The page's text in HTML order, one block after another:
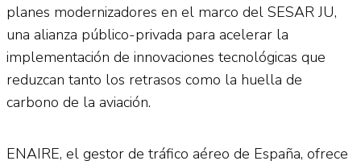
planes modernizadores en el marco del SESAR JU,
una alianza público-privada para acelerar la
implementación de innovaciones tecnológicas que
reduzcan tanto los retrasos como la huella de
carbono de la aviación.
ENAIRE, el gestor de tráfico aéreo de España, ofrece